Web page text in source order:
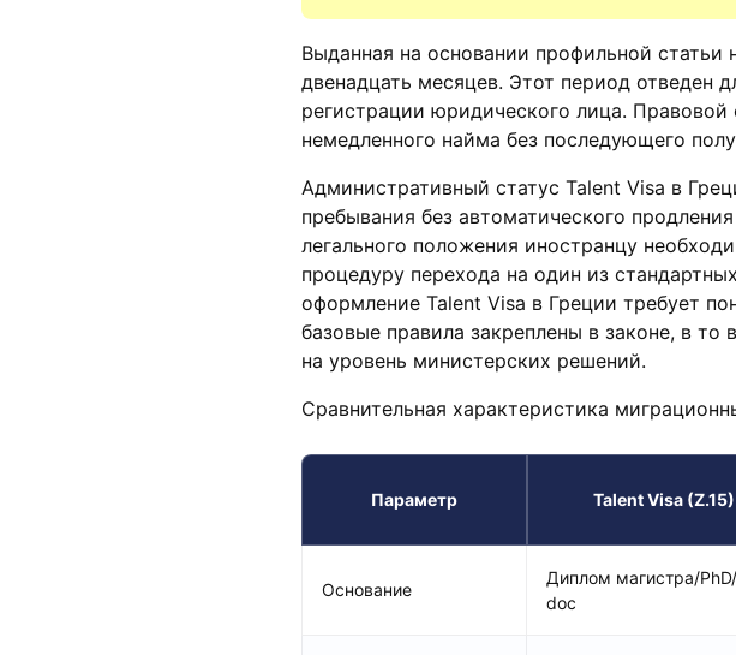
Выданная на основании профильной статьи
двенадцать месяцев. Этот период отведен
регистрации юридического лица.
немедленного найма без последующего
Административный статус Talent Visa в
пребывания без автоматического
легального положения иностранцу
процедуру перехода на один из
оформление Talent Visa в Греции требует
базовые правила закреплены в законе, в то
на уровень министерских решений.
Сравнительная характеристика
Параметр Talent Visa (Z.15)
Основание
Диплом магистра/
doc